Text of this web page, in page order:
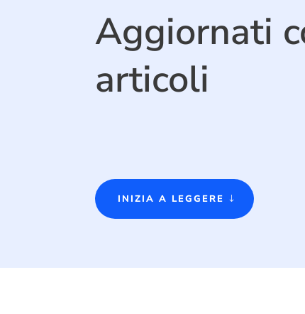
Aggiornati
articoli
INIZIA A LEGGERE